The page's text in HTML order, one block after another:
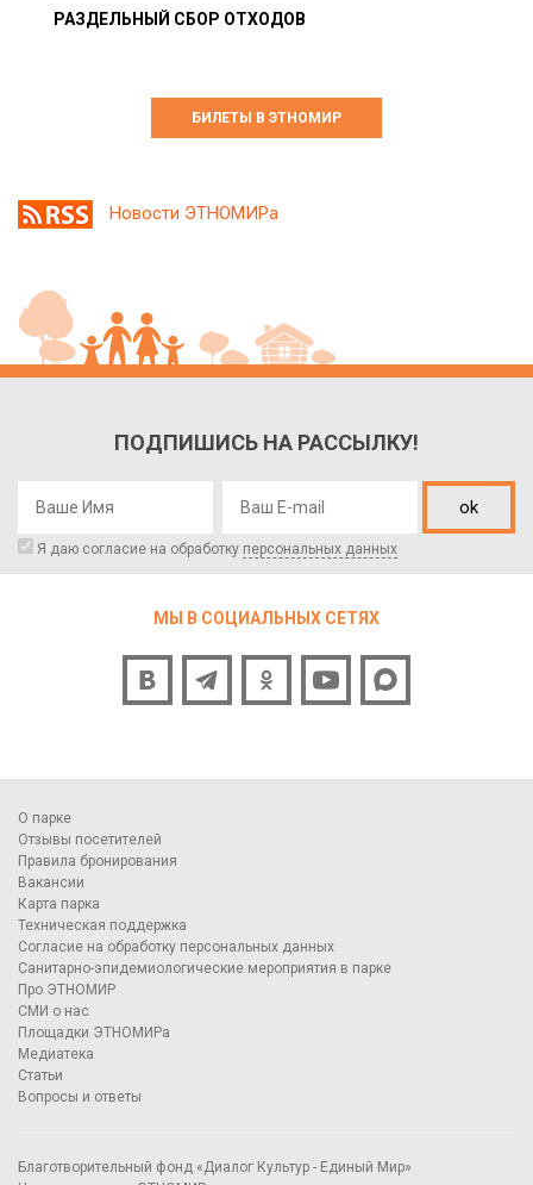
РАЗДЕЛЬНЫЙ СБОР ОТХОДОВ
БИЛЕТЫ В ЭТНОМИР
Новости ЭТНОМИРа
ПОДПИШИСЬ НА РАССЫЛКУ!
ok
Я даю согласие на обработку персональных данных
МЫ В СОЦИАЛЬНЫХ СЕТЯХ
О парке
Отзывы посетителей
Правила бронирования
Вакансии
Карта парка
Техническая поддержка
Согласие на обработку персональных данных
Санитарно-эпидемиологические мероприятия в парке
Про ЭТНОМИР
СМИ о нас
Площадки ЭТНОМИРа
Медиатека
Статьи
Вопросы и ответы
Благотворительный фонд «Диалог Культур - Единый Мир»